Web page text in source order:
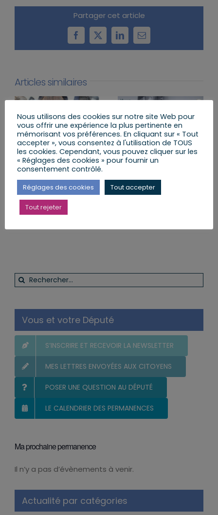
Partager cet article
Facebook
X LinkedInEmail
Articles similaires
Sécuriser l’usage des
armes pour mieux
protéger ceux qui nous
protègent
lundi, 13 Juil 2026
juillet au dimanche 19
juillet 2026
Rechercher:
Vous et votre Député
S’INSCRIRE ET RECEVOIR LA NEWSLETTER
MES LETTRES ENVOYÉES AUX CITOYENS
POSER UNE QUESTION AU DÉPUTÉ
LE CALENDRIER DES PERMANENCES
Ma prochaine permanence
Notice
Il n’y a pas d’évènements à venir.
Actualité par catégories
Nous utilisons des cookies sur notre site Web pour
vous offrir une expérience la plus pertinente en
mémorisant vos préférences. En cliquant sur « Tout
accepter », vous consentez à l'utilisation de TOUS
les cookies. Cependant, vous pouvez cliquer sur les
« Réglages des cookies » pour fournir un
consentement contrôlé.
Réglages des cookies Tout accepter
Tout rejeter